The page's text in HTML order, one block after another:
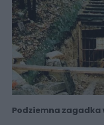
Podziemna zagadka